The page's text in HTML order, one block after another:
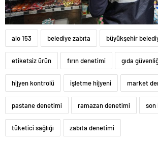
alo 153 belediye zabıta büyükşehir
etiketsiz ürün fırın denetimi gıda
hijyen kontrolü işletme hijyeni market
pastane denetimi ramazan denetimi son
tüketici sağlığı zabıta denetimi